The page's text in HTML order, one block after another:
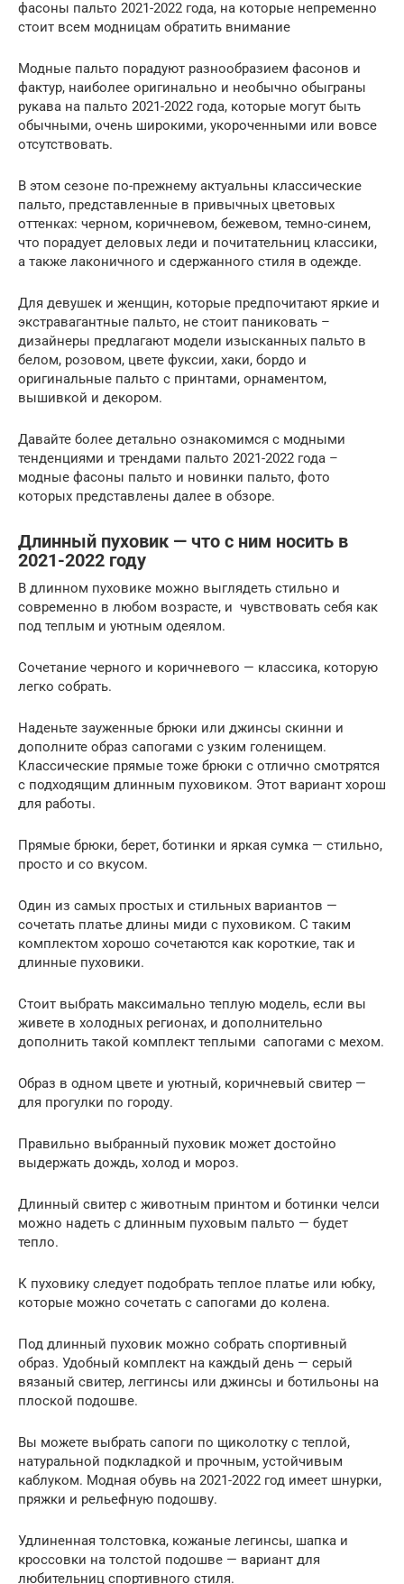
фасоны пальто 2021-2022 года, на которые непременно
стоит всем модницам обратить внимание
Модные пальто порадуют разнообразием фасонов и
фактур, наиболее оригинально и необычно обыграны
рукава на пальто 2021-2022 года, которые могут быть
обычными, очень широкими, укороченными или вовсе
отсутствовать.
В этом сезоне по-прежнему актуальны классические
пальто, представленные в привычных цветовых
оттенках: черном, коричневом, бежевом, темно-синем,
что порадует деловых леди и почитательниц классики,
а также лаконичного и сдержанного стиля в одежде.
Для девушек и женщин, которые предпочитают яркие и
экстравагантные пальто, не стоит паниковать –
дизайнеры предлагают модели изысканных пальто в
белом, розовом, цвете фуксии, хаки, бордо и
оригинальные пальто с принтами, орнаментом,
вышивкой и декором.
Давайте более детально ознакомимся с модными
тенденциями и трендами пальто 2021-2022 года –
модные фасоны пальто и новинки пальто, фото
которых представлены далее в обзоре.
Длинный пуховик — что с ним носить в
2021-2022 году
В длинном пуховике можно выглядеть стильно и
современно в любом возрасте, и чувствовать себя как
под теплым и уютным одеялом.️
Сочетание черного и коричневого — классика, которую
легко собрать.
Наденьте зауженные брюки или джинсы скинни и
дополните образ сапогами с узким голенищем.
Классические прямые тоже брюки с отлично смотрятся
с подходящим длинным пуховиком. Этот вариант хорош
для работы.
Прямые брюки, берет, ботинки и яркая сумка — стильно,
просто и со вкусом.
Один из самых простых и стильных вариантов —
сочетать платье длины миди с пуховиком. С таким
комплектом хорошо сочетаются как короткие, так и
длинные пуховики.
Стоит выбрать максимально теплую модель, если вы
живете в холодных регионах, и дополнительно
дополнить такой комплект теплыми сапогами с мехом.
Образ в одном цвете и уютный, коричневый свитер —
для прогулки по городу.
Правильно выбранный пуховик может достойно
выдержать дождь, холод и мороз. ️️
Длинный свитер с животным принтом и ботинки челси
можно надеть с длинным пуховым пальто — будет
тепло.
К пуховику следует подобрать теплое платье или юбку,
которые можно сочетать с сапогами до колена.
Под длинный пуховик можно собрать спортивный
образ. Удобный комплект на каждый день — серый
вязаный свитер, леггинсы или джинсы и ботильоны на
плоской подошве.
Вы можете выбрать сапоги по щиколотку с теплой,
натуральной подкладкой и прочным, устойчивым
каблуком. Модная обувь на 2021-2022 год имеет шнурки,
пряжки и рельефную подошву.
Удлиненная толстовка, кожаные легинсы, шапка и
кроссовки на толстой подошве — вариант для
любительниц спортивного стиля.